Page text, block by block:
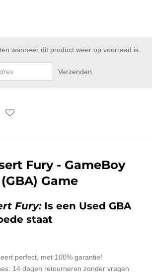
wanneer dit product weer op voorraad is.
Verzenden
Fury - GameBoy
Game
Fury: Is een Used GBA
staat
perfect, met 100% garantie!
14 dagen retourneren zonder vragen